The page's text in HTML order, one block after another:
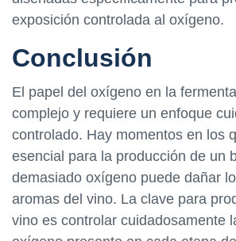
exposición controlada al oxígeno.
Conclusión
El papel del oxígeno en la
complejo y requiere un enfoque
controlado. Hay momentos en los
esencial para la producción de un
demasiado oxígeno puede dañar
aromas del vino. La clave para
vino es controlar cuidadosamente